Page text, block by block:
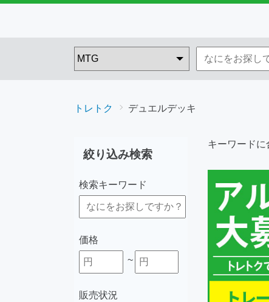
トレトク デュエルデッキ
絞り込み検索
検索キーワード
価格
~
販売状況
キーワードに